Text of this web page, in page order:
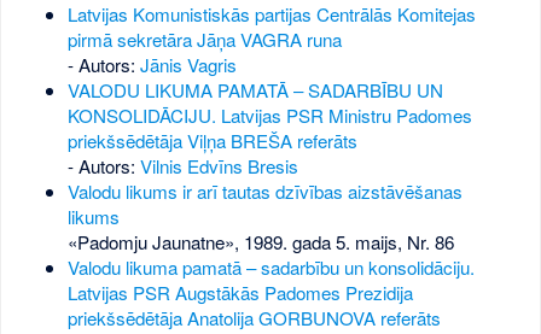
Latvijas Komunistiskās partijas Centrālās Komitejas
pirmā sekretāra Jāņa VAGRA runa
- Autors: Jānis Vagris
VALODU LIKUMA PAMATĀ – SADARBĪBU UN
KONSOLIDĀCIJU. Latvijas PSR Ministru Padomes
priekšsēdētāja Viļņa BREŠA referāts
- Autors: Vilnis Edvīns Bresis
Valodu likums ir arī tautas dzīvības aizstāvēšanas
likums
«Padomju Jaunatne», 1989. gada 5. maijs, Nr. 86
Valodu likuma pamatā – sadarbību un konsolidāciju.
Latvijas PSR Augstākās Padomes Prezidija
priekšsēdētāja Anatolija GORBUNOVA referāts